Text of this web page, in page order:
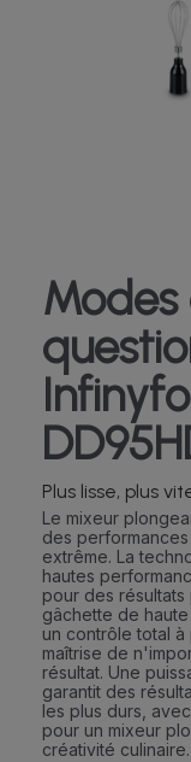
Plus lisse, plus
Le mixeur
des
extrême. La
hautes
pour des
gâchette de
un contrôle total
maîtrise de
résultat. Une
garantit des
les plus durs,
pour un mixeur
créativité culinaire.